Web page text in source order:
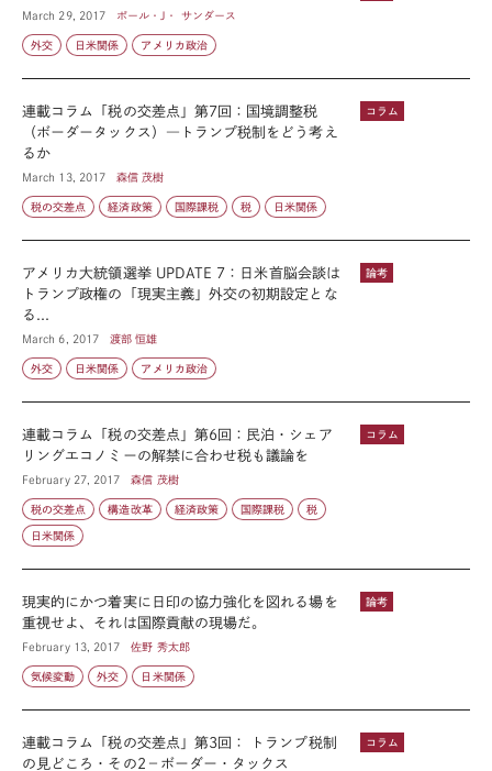
March 29, 2017 ポール・J・ サンダース
外交 日米関係 アメリカ政治
コラム
連載コラム「税の交差点」第7回：国境調整税
（ボーダータックス）―トランプ税制をどう考え
るか
March 13, 2017 森信 茂樹
税の交差点 経済政策 国際課税 税 日米関係
論考
アメリカ大統領選挙 UPDATE 7：日米首脳会談は
トランプ政権の「現実主義」外交の初期設定とな
る...
March 6, 2017 渡部 恒雄
外交 日米関係 アメリカ政治
コラム
連載コラム「税の交差点」第6回：民泊・シェア
リングエコノミーの解禁に合わせ税も議論を
February 27, 2017 森信 茂樹
税の交差点 構造改革 経済政策 国際課税 税
日米関係
論考
現実的にかつ着実に日印の協力強化を図れる場を
重視せよ、それは国際貢献の現場だ。
February 13, 2017 佐野 秀太郎
気候変動 外交 日米関係
コラム
連載コラム「税の交差点」第3回： トランプ税制
の見どころ・その2－ボーダー・タックス